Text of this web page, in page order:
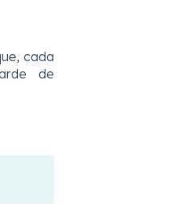
cada
de